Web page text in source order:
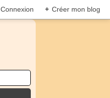
Connexion + Créer mon blog